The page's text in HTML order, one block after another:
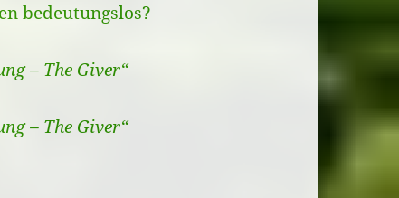
bedeutungslos?
– The Giver“
– The Giver“